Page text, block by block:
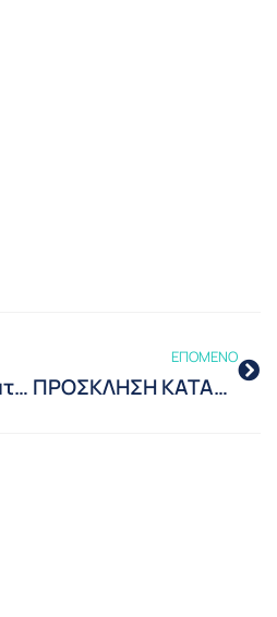
Διενέργεια Σχήματος Πολυμερούς Διεργαστηριακής Σύγκρισης με Αντικείμενο τη Διακρίβωση Μετρητή Ηλεκτρικής Ενέργειας LANDIS&GYR E650 ΚΛΑΣΗΣ 0.2S
ΕΠΟΜΕΝΟ
ΠΡΟΣΚΛΗΣΗ ΚΑΤΑΘΕΣΗΣ ΟΙΚΟΝΟΜΙΚΩΝ ΠΡΟΣΦΟΡΩΝ ΓΙΑ ΕΤΗΣΙΑ ΣΥΜΒΑΣΗ ΚΑΘΑΡΙΣΜΟΥ, ΑΠΟΨΙΛΩΣΗΣ ΚΑΙ ΚΑΛΛΩΠΙΣΜΟΥ ΠΕΡΙΒΑΛΛΟΝΤΟΣ ΧΩΡΟΥ